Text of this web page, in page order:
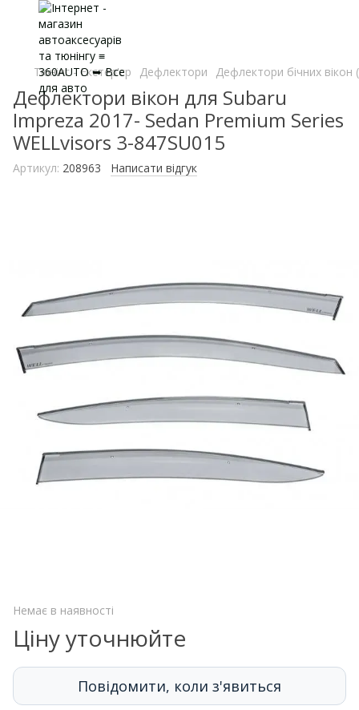
Тюнінг - Екстер'єр Дефлектори Дефлектори бічних вікон
Дефлектори вікон для Subaru
Impreza 2017- Sedan Premium Series
WELLvisors 3-847SU015
Артикул: 208963 Написати відгук
Немає в наявності
Ціну уточнюйте
Повідомити, коли з'явиться